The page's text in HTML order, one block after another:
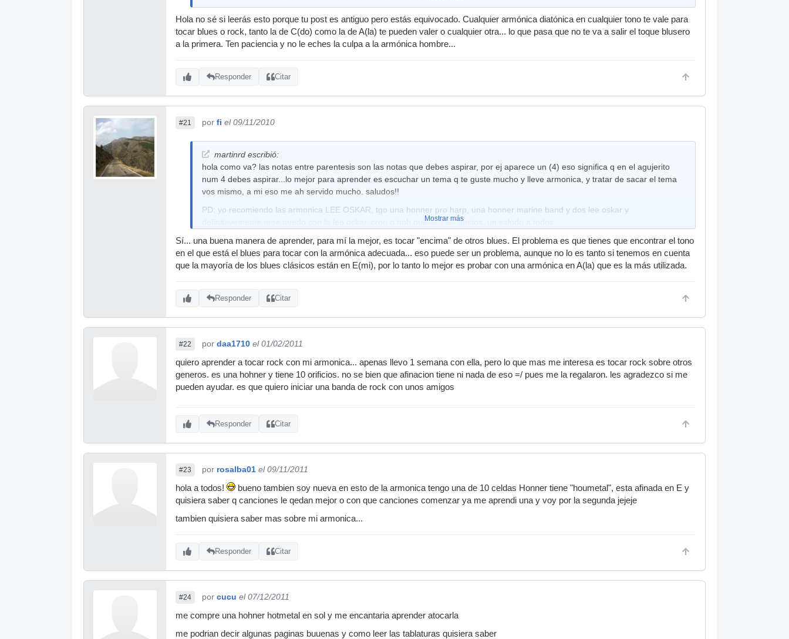
Hola no sé si leerás esto porque tu post es antiguo pero estás equivocado. Cualquier armónica diatónica en cualquier tono te vale para
tocar blues o rock, tanto la de C(do) como la de A(la) te pueden valer o cualquier otra... lo que pasa que no te va a salir el toque blusero
a la primera. Ten paciencia y no le eches la culpa a la armónica hombre...
Responder Citar
#21 por fi el 09/11/2010
martinrd escribió:
hola como va? las notas entre parentesis son las notas que debes aspirar, por ej aparece un (4) eso significa q en el agujerito
num 4 debes aspirar...lo mejor para aprender es escuchar un tema q te guste mucho y lleve armonica, y tratar de sacar el tema
vos mismo, a mi eso me ah servido mucho. saludos!!
PD: yo recomiendo las armonica LEE OSKAR, tgo una honner pro harp, una honner marine band y dos lee oskar y
definitavemente mne quedo con la lee oskar, creo q tmb puede ir en gustos. un saludo a todos
Mostrar más
Sí... una buena manera de aprender, para mí la mejor, es tocar "encima" de otros blues. El problema es que tienes que encontrar el tono
en el que está el blues para tocar con la armónica adecuada... eso puede ser un problema, aunque no lo es tanto si tenemos en cuenta
que la mayoría de los blues clásicos están en E(mi), por lo tanto lo mejor es probar con una armónica en A(la) que es la más utilizada.
Responder Citar
#22 por daa1710 el 01/02/2011
quiero aprender a tocar rock con mi armonica... apenas llevo 1 semana con ella, pero lo que mas me interesa es tocar rock sobre otros
generos. es una hohner y tiene 10 orificios. no se bien que afinacion tiene ni nada de eso =/ pues me la regalaron. les agradezco si me
pueden ayudar. es que quiero iniciar una banda de rock con unos amigos
Responder Citar
#23 por rosalba01 el 09/11/2011
hola a todos!
bueno tambien soy nueva en esto de la armonica tengo una de 10 celdas Honner tiene "houmetal", esta afinada en E y
quisiera saber q canciones le qedan mejor o con que canciones comenzar ya me aprendi una y voy por la segunda jejeje
tambien quisiera saber mas sobre mi armonica...
Responder Citar
#24 por cucu el 07/12/2011
me compre una hohner hotmetal en sol y me encantaria aprender atocarla
me podrian decir algunas paginas buuenas y como leer las tablaturas quisiera saber